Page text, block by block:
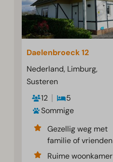
Daelenbroeck 12
Nederland, Limburg,
Susteren
12
5
Sommige
Gezellig weg met
familie of vrienden
Ruime woonkamer